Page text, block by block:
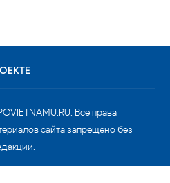
Все права
сайта запрещено без